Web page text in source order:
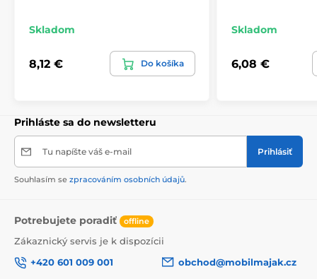
Skladom
8,12 € Do košíka
Skladom
6,08 €
Prihláste sa do newsletteru
Tu napíšte váš e-mail Prihlásiť
Souhlasím se zpracováním osobních údajů.
Potrebujete poradiť offline
Zákaznický servis je k dispozícii
+420 601 009 001
obchod@mobilmajak.cz